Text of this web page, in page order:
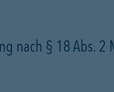
nach § 18 Abs. 2